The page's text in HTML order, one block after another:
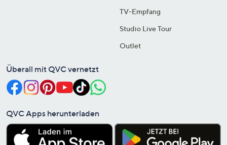
TV-Empfang
Studio Live Tour
Outlet
Überall mit QVC vernetzt
QVC Apps herunterladen